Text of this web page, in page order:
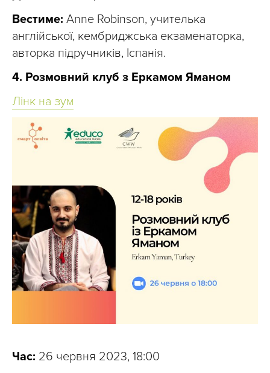
Вестиме: Anne Robinson, учителька
англійської, кембриджська екзаменаторка,
авторка підручників, Іспанія.
4. Розмовний клуб з Еркамом Яманом
Лінк на зум
Час: 26 червня 2023, 18:00